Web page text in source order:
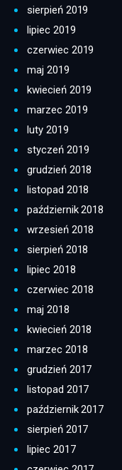
sierpień 2019
lipiec 2019
czerwiec 2019
maj 2019
kwiecień 2019
marzec 2019
luty 2019
styczeń 2019
grudzień 2018
listopad 2018
październik 2018
wrzesień 2018
sierpień 2018
lipiec 2018
czerwiec 2018
maj 2018
kwiecień 2018
marzec 2018
grudzień 2017
listopad 2017
październik 2017
sierpień 2017
lipiec 2017